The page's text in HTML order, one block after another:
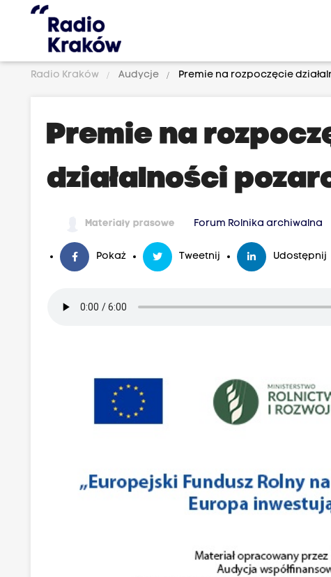
Radio Kraków Audycje Premie na rozpoczęcie
Premie na
działalności
Materiały prasowe Forum Rolnika archiwalna
Pokaż Tweetnij Udostępnij